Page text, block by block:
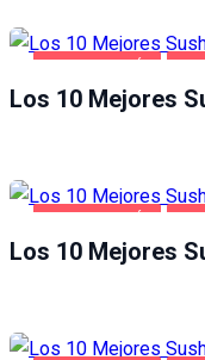
GASTRONOMÍA
Los 10 Mejores
GASTRONOMÍA
Los 10 Mejores